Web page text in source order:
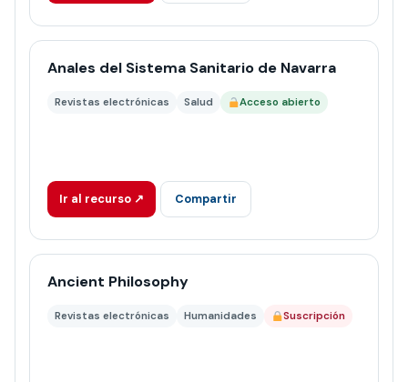
Anales del Sistema Sanitario de Navarra
Revistas electrónicas Salud Acceso abierto
Ir al recurso ↗ Compartir
Ancient Philosophy
Revistas electrónicas Humanidades Suscripción